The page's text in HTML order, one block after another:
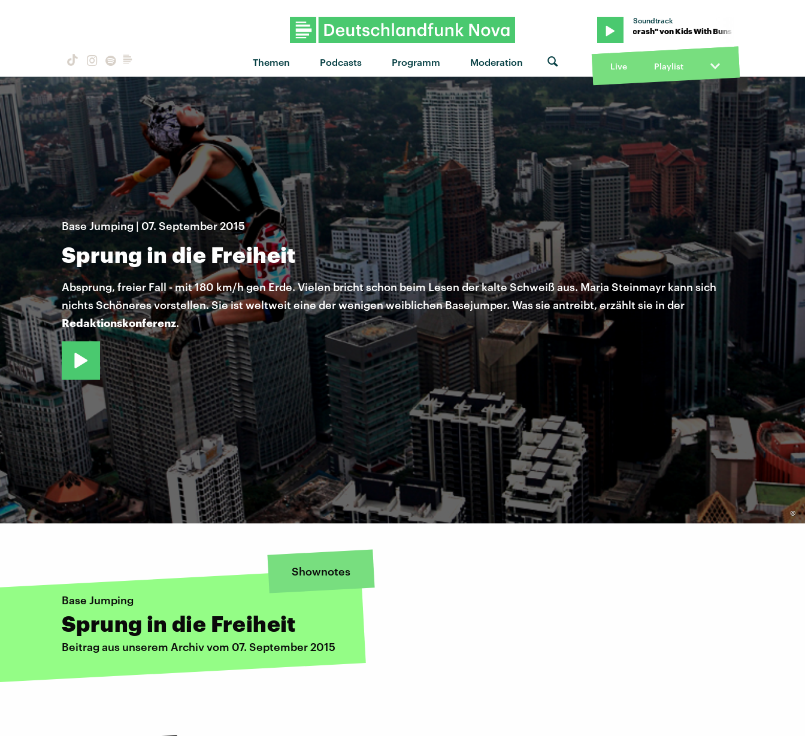
Themen Podcasts Programm Moderation
Soundtrack
"car crash" von Kids With Buns · "car crash" von Kids With Buns · "car crash" von Kids With
Live Playlist
©
Base Jumping | 07. September 2015
Sprung in die Freiheit
Absprung, freier Fall - mit 180 km/h gen Erde. Vielen bricht schon beim Lesen der kalte Schweiß aus. Maria Steinmayr kann sich
nichts Schöneres vorstellen. Sie ist weltweit eine der wenigen weiblichen Basejumper. Was sie antreibt, erzählt sie in der
Redaktionskonferenz.
Shownotes
Base Jumping
Sprung in die Freiheit
Beitrag aus unserem Archiv vom 07. September 2015